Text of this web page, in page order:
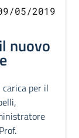
05/2019
nuovo
per il